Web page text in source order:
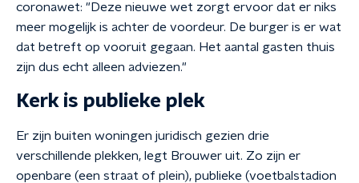
coronawet: "Deze nieuwe wet zorgt ervoor dat er niks
meer mogelijk is achter de voordeur. De burger is er wat
dat betreft op vooruit gegaan. Het aantal gasten thuis
zijn dus echt alleen adviezen."
Kerk is publieke plek
Er zijn buiten woningen juridisch gezien drie
verschillende plekken, legt Brouwer uit. Zo zijn er
openbare (een straat of plein), publieke (voetbalstadion